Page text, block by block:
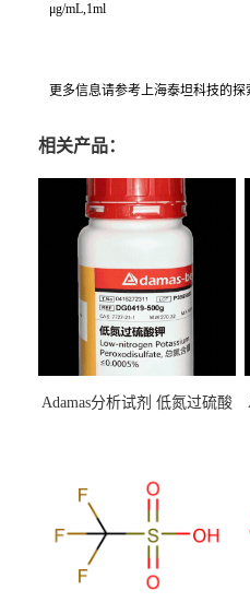
μg/mL,1ml
更多信息请参考上海泰坦科技的探
相关产品：
Adamas分析试剂 低氮过硫酸
（泰坦现货供应）